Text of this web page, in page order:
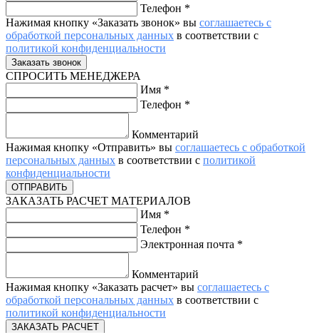
Телефон *
Нажимая кнопку «Заказать звонок» вы соглашаетесь с
обработкой персональных данных в соответствии с
политикой конфиденциальности
СПРОСИТЬ МЕНЕДЖЕРА
Имя *
Телефон *
Комментарий
Нажимая кнопку «Отправить» вы соглашаетесь с обработкой
персональных данных в соответствии с политикой
конфиденциальности
ЗАКАЗАТЬ РАСЧЕТ МАТЕРИАЛОВ
Имя *
Телефон *
Электронная почта *
Комментарий
Нажимая кнопку «Заказать расчет» вы соглашаетесь с
обработкой персональных данных в соответствии с
политикой конфиденциальности